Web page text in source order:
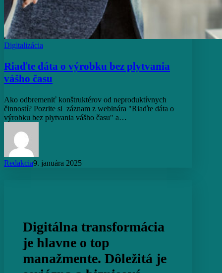
Digitalizácia
Riaďte dáta o výrobku bez plytvania
vášho času
Ako odbremeniť konštruktérov od neproduktívnych
činností? Pozrite si záznam z webinára "Riaďte dáta o
výrobku bez plytvania vášho času" a…
Redakcia9. januára 2025
Digitálna transformácia
je hlavne o top
manažmente. Dôležitá je